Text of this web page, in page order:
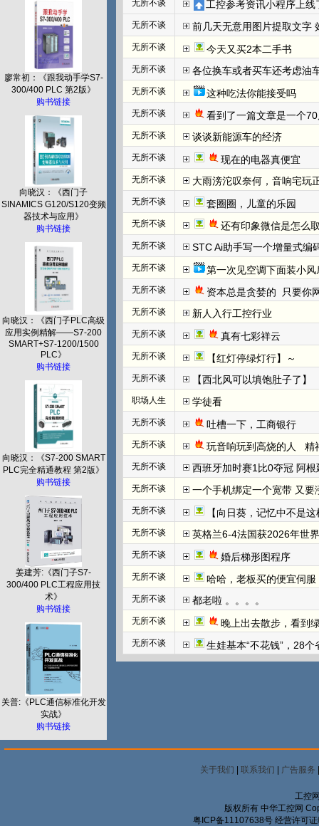
廖常初：《跟我动手学S7-
300/400 PLC 第2版》
购书链接
向晓汉：《西门子
SINAMICS G120/S120变频
器技术与应用》
购书链接
向晓汉：《西门子PLC高级
应用实例精解——S7-200
SMART+S7-1200/1500
PLC》
购书链接
向晓汉：《S7-200 SMART
PLC完全精通教程 第2版》
购书链接
姜建芳:《西门子S7-
300/400 PLC工程应用技
术》
购书链接
关普:《PLC通信标准化开发
实战》
购书链接
无所不谈 工控参考资讯小程序上线
无所不谈 前几天无意用图片提取文字
无所不谈 今天又买2本二手书
无所不谈 各位换车或者买车还考虑油
无所不谈 这种吃法你能接受吗
无所不谈 看到了一篇文章是一个
无所不谈 谈谈新能源车的经济
无所不谈 现在的电器真便宜
无所不谈 大雨滂沱叹奈何，音响宅玩
无所不谈 套圈圈，儿童的乐园
无所不谈 还有印象微信是怎么
无所不谈 STC Ai助手写一个增量式编
无所不谈 第一次见空调下面装小风
无所不谈 资本总是贪婪的  只要你
无所不谈 新人入行工控行业
无所不谈 真有七彩祥云
无所不谈 【红灯停绿灯行】～
无所不谈 【西北风可以填饱肚子了】
职场人生 学徒看
无所不谈 吐槽一下，工商银行
无所不谈 玩音响玩到高烧的人   精
无所不谈 西班牙加时赛1比0夺冠 阿
无所不谈 一个手机绑定一个宽带 又要
无所不谈 【向日葵，记忆中不是
无所不谈 英格兰6-4法国获2026年世
无所不谈 婚后梯形图程序
无所不谈 哈哈，老板买的便宜伺
无所不谈 都老啦 。。。。
无所不谈 晚上出去散步，看到
无所不谈 生娃基本“不花钱”，28
关于我们 | 联系我们 | 广告服务
工控
版权所有 中华工控网
粤ICP备11107638号 经营许可